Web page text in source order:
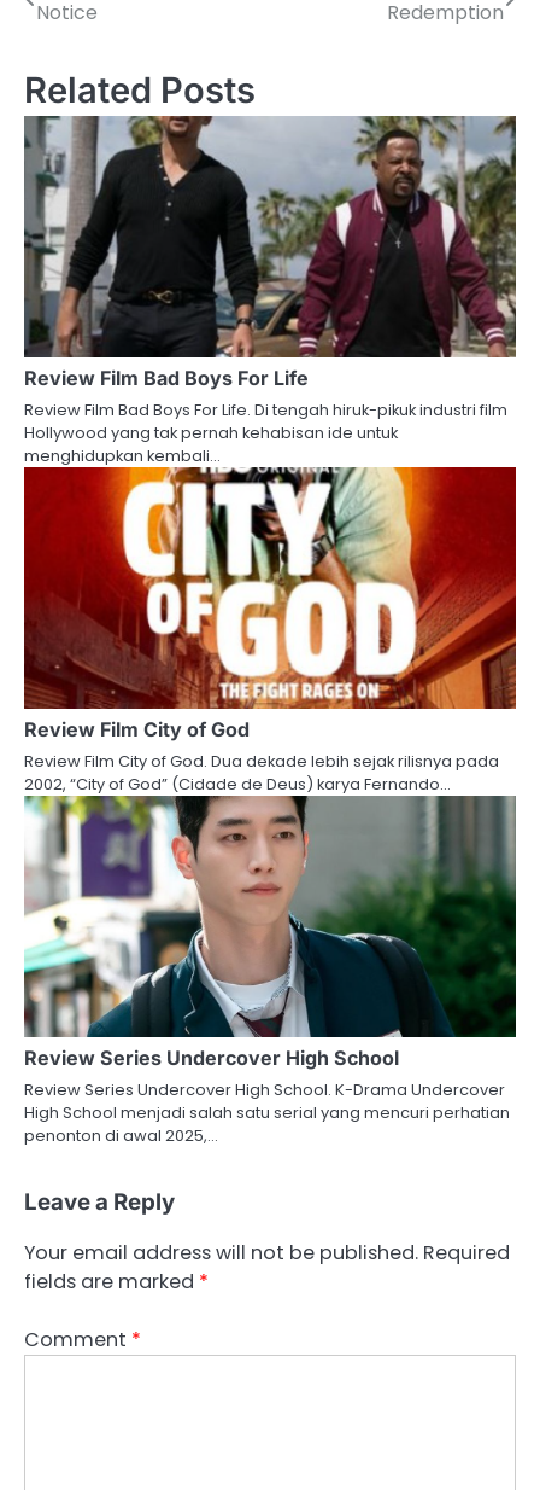
Notice Redemption
Related Posts
Review Film Bad Boys For Life
Review Film Bad Boys For Life. Di tengah hiruk-pikuk industri film
Hollywood yang tak pernah kehabisan ide untuk
menghidupkan kembali…
Review Film City of God
Review Film City of God. Dua dekade lebih sejak rilisnya pada
2002, “City of God” (Cidade de Deus) karya Fernando…
Review Series Undercover High School
Review Series Undercover High School. K-Drama Undercover
High School menjadi salah satu serial yang mencuri perhatian
penonton di awal 2025,…
Leave a Reply
Your email address will not be published. Required
fields are marked *
Comment *